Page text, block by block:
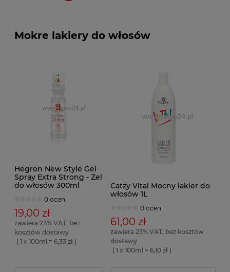
Mokre lakiery do włosów
Hegron New Style Gel
Spray Extra Strong - Żel
do włosów 300ml
0 ocen
19,00 zł
zawiera 23% VAT, bez
kosztów dostawy
( 1 x 100ml = 6,33 zł )
Catzy Vital Mocny lakier do
włosów 1L
0 ocen
61,00 zł
zawiera 23% VAT, bez kosztów
dostawy
( 1 x 100ml = 6,10 zł )